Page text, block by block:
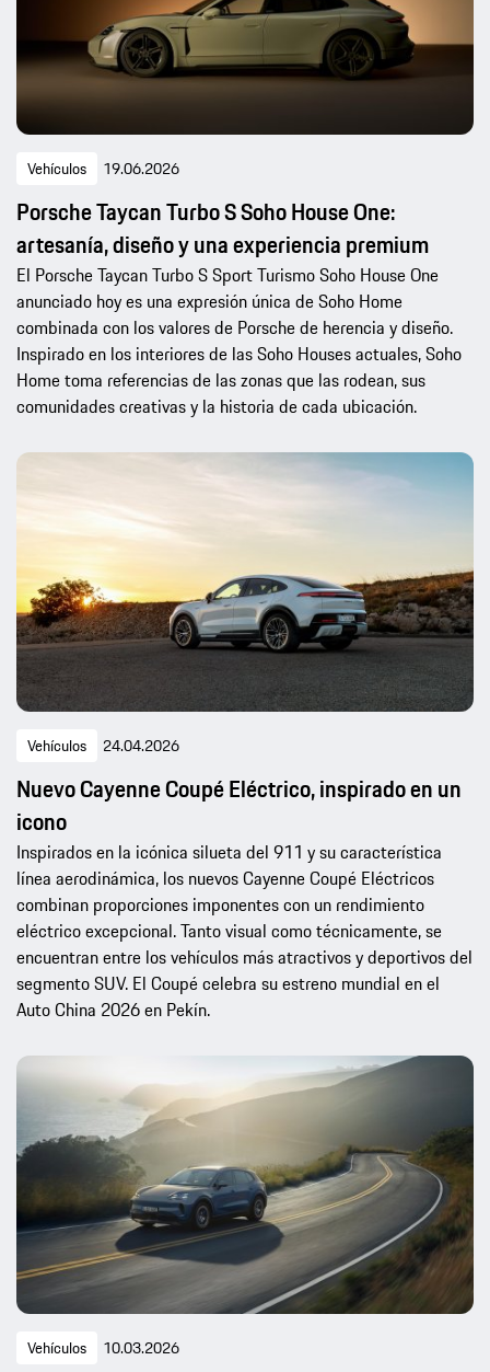
Vehículos 19.06.2026
Porsche Taycan Turbo S Soho House One:
artesanía, diseño y una experiencia premium
El Porsche Taycan Turbo S Sport Turismo Soho House One
anunciado hoy es una expresión única de Soho Home
combinada con los valores de Porsche de herencia y diseño.
Inspirado en los interiores de las Soho Houses actuales, Soho
Home toma referencias de las zonas que las rodean, sus
comunidades creativas y la historia de cada ubicación.
Vehículos 24.04.2026
Nuevo Cayenne Coupé Eléctrico, inspirado en un
icono
Inspirados en la icónica silueta del 911 y su característica
línea aerodinámica, los nuevos Cayenne Coupé Eléctricos
combinan proporciones imponentes con un rendimiento
eléctrico excepcional. Tanto visual como técnicamente, se
encuentran entre los vehículos más atractivos y deportivos del
segmento SUV. El Coupé celebra su estreno mundial en el
Auto China 2026 en Pekín.
Vehículos 10.03.2026